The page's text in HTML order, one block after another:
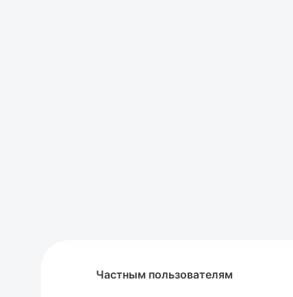
Частным пользователям